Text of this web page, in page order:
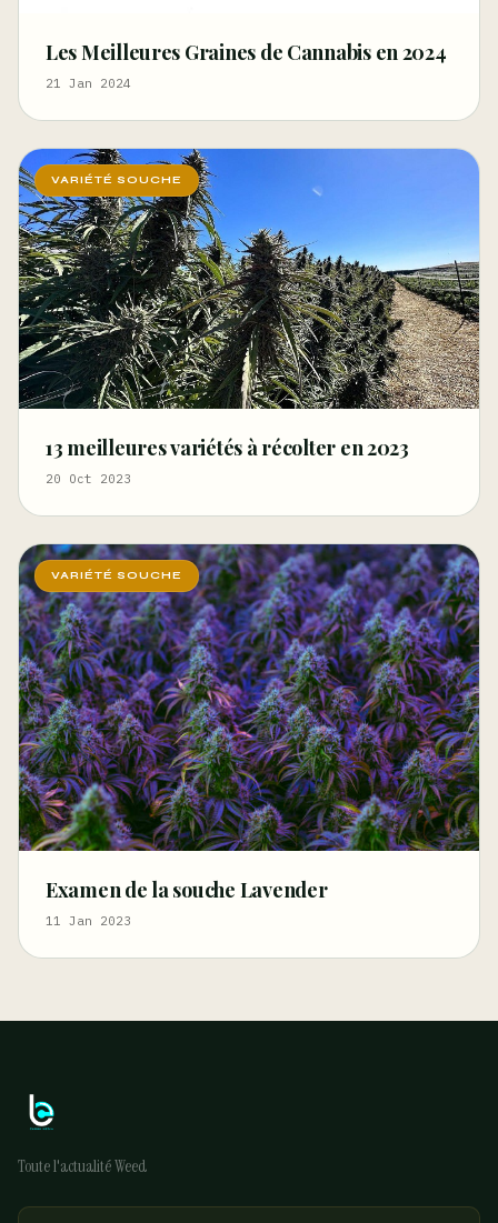
Les Meilleures Graines de Cannabis en 2024
21 Jan 2024
VARIÉTÉ SOUCHE
13 meilleures variétés à récolter en 2023
20 Oct 2023
VARIÉTÉ SOUCHE
Examen de la souche Lavender
11 Jan 2023
Toute l'actualité Weed